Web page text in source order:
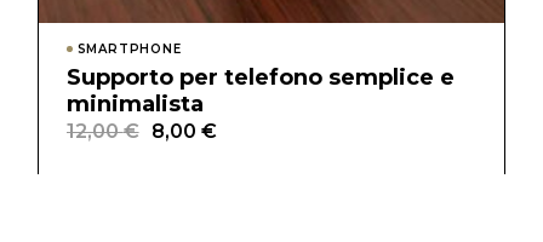
SMARTPHONE
Supporto per telefono semplice e
minimalista
12,00€
Il
8,00 €
Il